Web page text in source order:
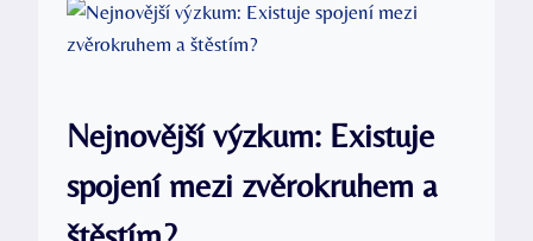
Nejnovější výzkum: Existuje
spojení mezi zvěrokruhem a